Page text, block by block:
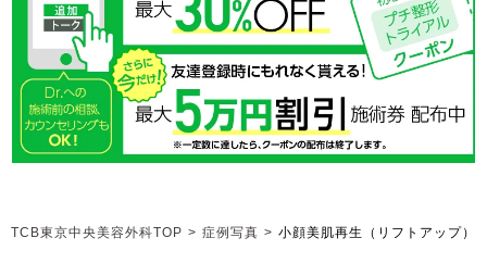
TCB東京中央美容外科TOP > 症例写真 > 小顔美肌再生（リフトアップ）